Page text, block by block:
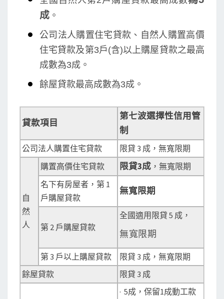
成 。
公司法人購置住宅貸款、自然人購置高價
住宅貸款及第3戶(含)以上購屋貸款之最高
成數為3成。
餘屋貸款最高成數為3成。
貸款項目
第七波選擇性信用管
制
公司法人購置住宅貸款 限貸 3 成，無寬限期
自
然
人
購置高價住宅貸款 限貸3成 ，無寬限期
名下有房屋者，第 1
戶購屋貸款
無寬限期
第 2 戶購屋貸款
全國適用限貸 5 成，
無寬限期
第 3 戶以上購屋貸款
限貸 3 成，無寬限期
餘屋貸款
限貸 3 成
· 5成，保留1成動工款